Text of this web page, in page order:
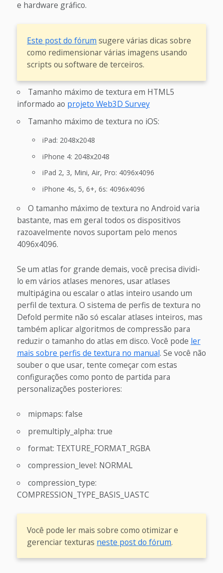
e hardware gráfico.
Este post do fórum sugere várias dicas sobre
como redimensionar várias imagens usando
scripts ou software de terceiros.
Tamanho máximo de textura em HTML5
informado ao projeto Web3D Survey
Tamanho máximo de textura no iOS:
iPad: 2048x2048
iPhone 4: 2048x2048
iPad 2, 3, Mini, Air, Pro: 4096x4096
iPhone 4s, 5, 6+, 6s: 4096x4096
O tamanho máximo de textura no Android varia
bastante, mas em geral todos os dispositivos
razoavelmente novos suportam pelo menos
4096x4096.
Se um atlas for grande demais, você precisa dividi-
lo em vários atlases menores, usar atlases
multipágina ou escalar o atlas inteiro usando um
perfil de textura. O sistema de perfis de textura no
Defold permite não só escalar atlases inteiros, mas
também aplicar algoritmos de compressão para
reduzir o tamanho do atlas em disco. Você pode ler
mais sobre perfis de textura no manual. Se você não
souber o que usar, tente começar com estas
configurações como ponto de partida para
personalizações posteriores:
mipmaps: false
premultiply_alpha: true
format: TEXTURE_FORMAT_RGBA
compression_level: NORMAL
compression_type:
COMPRESSION_TYPE_BASIS_UASTC
Você pode ler mais sobre como otimizar e
gerenciar texturas neste post do fórum.